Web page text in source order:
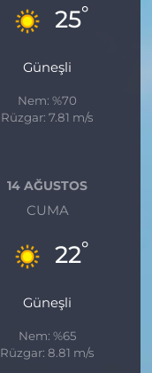
25°
Güneşli
Nem: %70
Rüzgar: 7.81 m/s
14 AĞUSTOS
CUMA
22°
Güneşli
Nem: %65
Rüzgar: 8.81 m/s